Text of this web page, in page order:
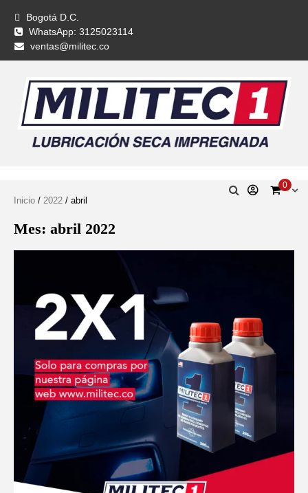
Bogotá D.C.
WhatsApp: 3125023114
ventas@militec.co
0
Inicio / 2022 / abril
Mes: abril 2022